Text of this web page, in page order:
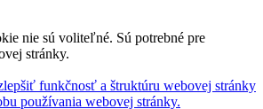
nie sú voliteľné. Sú potrebné pre
stránky.
funkčnosť a štruktúru webovej stránky
používania webovej stránky.